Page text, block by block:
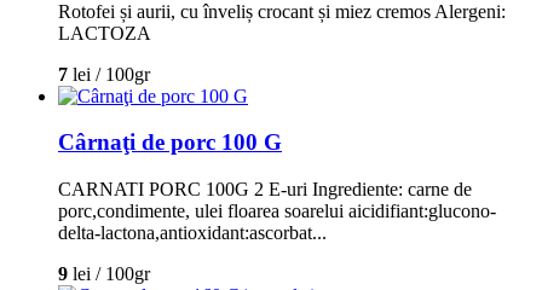
Rotofei și aurii, cu înveliș crocant și miez cremos Alergeni:
LACTOZA
7 lei / 100gr
Cârnaţi de porc 100 G
CARNATI PORC 100G 2 E-uri Ingrediente: carne de
porc,condimente, ulei floarea soarelui aicidifiant:glucono-
delta-lactona,antioxidant:ascorbat...
9 lei / 100gr